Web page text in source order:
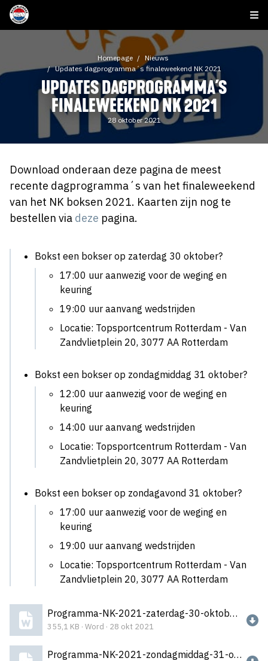
Homepage
Nieuws
Updates dagprogramma´s finaleweekend NK 2021
UPDATES DAGPROGRAMMA´S
FINALEWEEKEND NK 2021
28 oktober 2021
Download onderaan deze pagina de meest
recente dagprogramma´s van het finaleweekend
van het NK boksen 2021. Kaarten zijn nog te
bestellen via deze pagina.
Bokst een bokser op zaterdag 30 oktober?
17:00 uur aanwezig voor de weging en
keuring
19:00 uur aanvang wedstrijden
Locatie: Topsportcentrum Rotterdam - Van
Zandvlietplein 20, 3077 AA Rotterdam
Bokst een bokser op zondagmiddag 31 oktober?
12:00 uur aanwezig voor de weging en
keuring
14:00 uur aanvang wedstrijden
Locatie: Topsportcentrum Rotterdam - Van
Zandvlietplein 20, 3077 AA Rotterdam
Bokst een bokser op zondagavond 31 oktober?
17:00 uur aanwezig voor de weging en
keuring
19:00 uur aanvang wedstrijden
Locatie: Topsportcentrum Rotterdam - Van
Zandvlietplein 20, 3077 AA Rotterdam
Programma-NK-2021-zaterdag-30-oktober-2.docx
355,1 KB · Word · 28 okt 2021
Programma-NK-2021-zondagmiddag-31-oktober-2.docx